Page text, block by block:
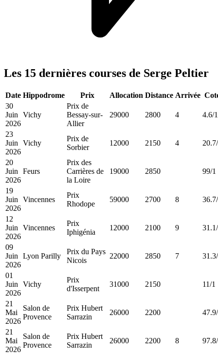
Les 15 dernières courses de Serge Peltier
Date Hippodrome Prix Allocation Distance Arrivée
30
Juin
2026
Vichy
Prix de
Bessay-sur-
Allier
29000 2800 4 4.6/1
23
Juin
2026
Vichy
Prix de
Sorbier
12000 2150 4
20
Juin
2026
Feurs
Prix des
Carrières de
la Loire
19000 2850 99/1
19
Juin
2026
Vincennes
Prix
Rhodope
59000 2700 8
12
Juin
2026
Vincennes
Prix
Iphigénia
12000 2100 9
09
Juin
2026
Lyon Parilly
Prix du Pays
Nicois
22000 2850 7
01
Juin
2026
Vichy
Prix
d'Isserpent
31000 2150 11/1
21
Mai
2026
Salon de
Provence
Prix Hubert
Sarrazin
26000 2200
21
Mai
2026
Salon de
Provence
Prix Hubert
Sarrazin
26000 2200 8